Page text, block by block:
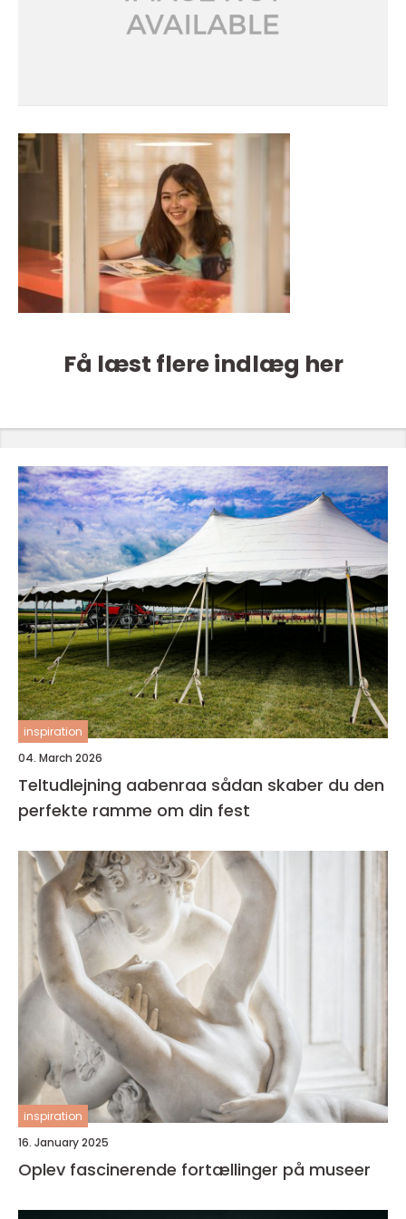
Få læst flere indlæg her
inspiration
04. March 2026
Teltudlejning aabenraa sådan skaber du den
perfekte ramme om din fest
inspiration
16. January 2025
Oplev fascinerende fortællinger på museer